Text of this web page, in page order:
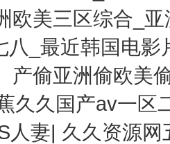
欧美三区综合_
八_最近韩国电影
产偷亚洲偷欧美
久久国产av一区
人妻| 久久资源网